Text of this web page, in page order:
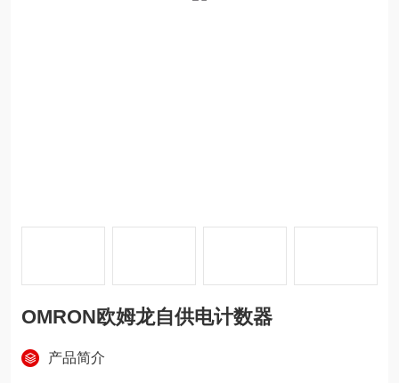
OMRON欧姆龙自供电计数器
产品简介